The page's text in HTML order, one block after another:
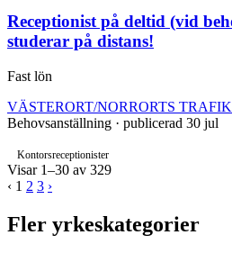
Receptionist på deltid (vid
studerar på distans!
Fast lön
VÄSTERORT/NORRORTS
Behovsanställning · publicerad 30 jul
Kontorsreceptionister
Visar 1–30 av 329
‹ 1 2 3 ›
Fler yrkeskategorier